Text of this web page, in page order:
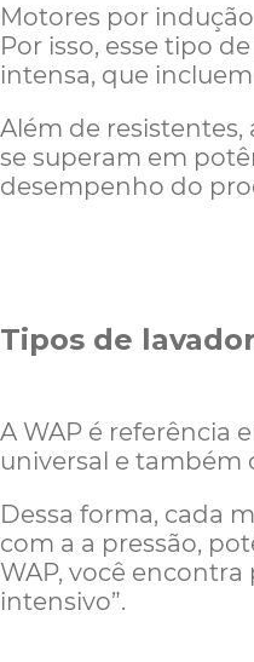
Motores por
Por isso, esse tipo
intensa, que
Além de
se superam em
desempenho do
Tipos de
A WAP é referência
universal e também
Dessa forma, cada
com a a pressão,
WAP, você
intensivo”.